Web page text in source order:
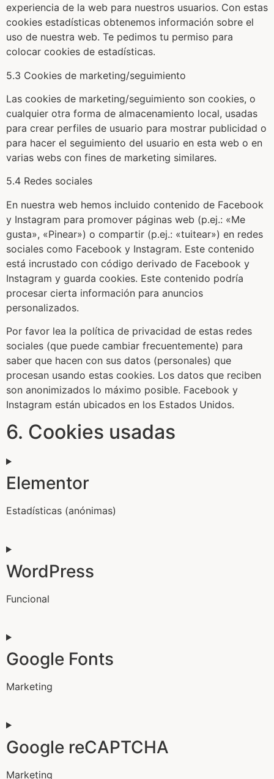
experiencia de la web para nuestros usuarios. Con estas
cookies estadísticas obtenemos información sobre el
uso de nuestra web. Te pedimos tu permiso para
colocar cookies de estadísticas.
5.3 Cookies de marketing/seguimiento
Las cookies de marketing/seguimiento son cookies, o
cualquier otra forma de almacenamiento local, usadas
para crear perfiles de usuario para mostrar publicidad o
para hacer el seguimiento del usuario en esta web o en
varias webs con fines de marketing similares.
5.4 Redes sociales
En nuestra web hemos incluido contenido de Facebook
y Instagram para promover páginas web (p.ej.: «Me
gusta», «Pinear») o compartir (p.ej.: «tuitear») en redes
sociales como Facebook y Instagram. Este contenido
está incrustado con código derivado de Facebook y
Instagram y guarda cookies. Este contenido podría
procesar cierta información para anuncios
personalizados.
Por favor lea la política de privacidad de estas redes
sociales (que puede cambiar frecuentemente) para
saber que hacen con sus datos (personales) que
procesan usando estas cookies. Los datos que reciben
son anonimizados lo máximo posible. Facebook y
Instagram están ubicados en los Estados Unidos.
6. Cookies usadas
Elementor
Estadísticas (anónimas)
WordPress
Funcional
Google Fonts
Marketing
Google reCAPTCHA
Marketing